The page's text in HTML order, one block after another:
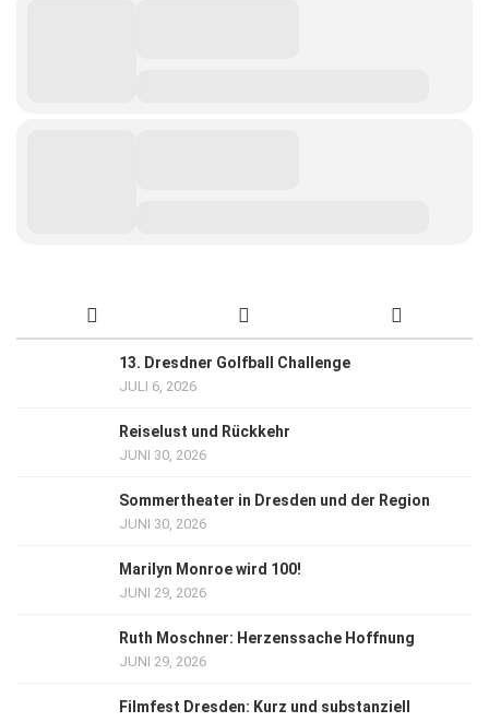
13. Dresdner Golfball Challenge
JULI 6, 2026
Reiselust und Rückkehr
JUNI 30, 2026
Sommertheater in Dresden und der Region
JUNI 30, 2026
Marilyn Monroe wird 100!
JUNI 29, 2026
Ruth Moschner: Herzenssache Hoffnung
JUNI 29, 2026
Filmfest Dresden: Kurz und substanziell